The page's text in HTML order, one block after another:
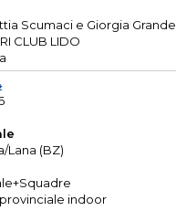
Scumaci e Giorgia Grande
CLUB LIDO
Lana (BZ)
indoor